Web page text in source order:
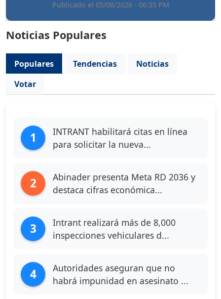
Publicado el 05/08/2026 - 06:35 PM
Noticias Populares
Populares Tendencias
Noticias
Votar
1
INTRANT habilitará citas en línea
para solicitar la nueva...
2
Abinader presenta Meta RD 2036 y
destaca cifras económica...
3
Intrant realizará más de 8,000
inspecciones vehiculares d...
4
Autoridades aseguran que no
habrá impunidad en asesinato ...